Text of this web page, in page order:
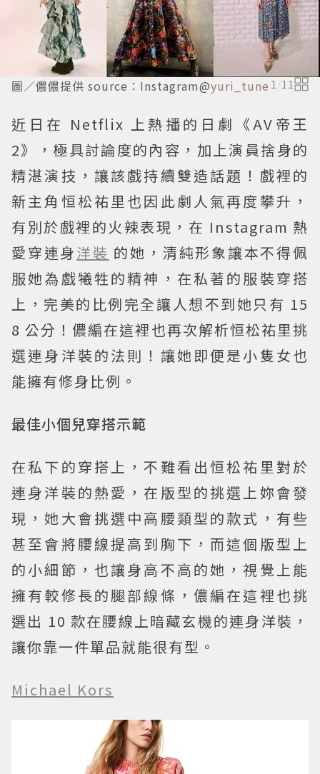
圖／儂儂提供 source：Instagram@yuri_tune 1/11
近日在 Netflix 上熱播的日劇《AV帝王
2》，極具討論度的內容，加上演員捨身的
精湛演技，讓該戲持續雙造話題！戲裡的
新主角恒松祐里也因此劇人氣再度攀升，
有別於戲裡的火辣表現，在 Instagram 熱
愛穿連身洋裝 的她，清純形象讓本不得佩
服她為戲犧牲的精神，在私著的服裝穿搭
上，完美的比例完全讓人想不到她只有 15
8 公分！儂編在這裡也再次解析恒松祐里挑
選連身洋裝的法則！讓她即便是小隻女也
能擁有修身比例。
最佳小個兒穿搭示範
在私下的穿搭上，不難看出恒松祐里對於
連身洋裝的熱愛，在版型的挑選上妳會發
現，她大會挑選中高腰類型的款式，有些
甚至會將腰線提高到胸下，而這個版型上
的小細節，也讓身高不高的她，視覺上能
擁有較修長的腿部線條，儂編在這裡也挑
選出 10 款在腰線上暗藏玄機的連身洋裝，
讓你靠一件單品就能很有型。
Michael Kors